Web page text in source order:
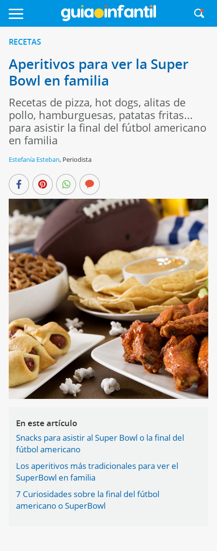
RECETAS
Aperitivos para ver la Super
Bowl en familia
Recetas de pizza, hot dogs, alitas de
pollo, hamburguesas, patatas fritas...
para asistir la final del fútbol americano
en familia
Estefanía Esteban, Periodista
En este artículo
Snacks para asistir al Super Bowl o la final del
fútbol americano
Los aperitivos más tradicionales para ver el
SuperBowl en familia
7 Curiosidades sobre la final del fútbol
americano o SuperBowl